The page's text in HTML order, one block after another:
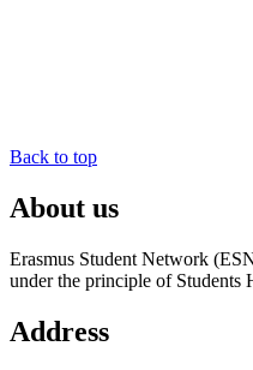
Back to top
About us
Erasmus Student Network
under the principle of Students
Address